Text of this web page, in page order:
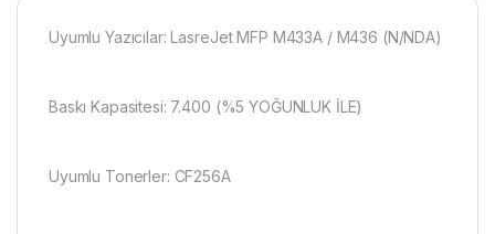
Uyumlu Yazıcılar: LasreJet MFP M433A / M436 (N/NDA)
Baskı Kapasitesi: 7.400 (%5 YOĞUNLUK İLE)
Uyumlu Tonerler: CF256A